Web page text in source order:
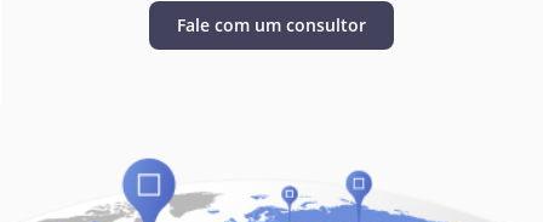
Fale com um consultor